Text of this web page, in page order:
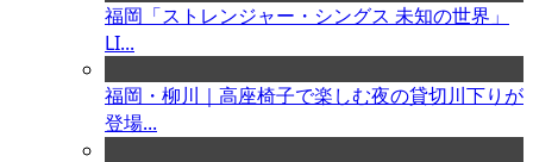
福岡「ストレンジャー・シングス 未知の世界」
LI...
福岡・柳川｜高座椅子で楽しむ夜の貸切川下りが
登場...